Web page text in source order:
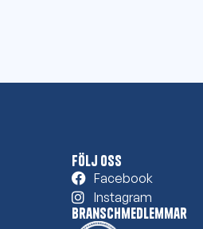
Följ oss
Facebook
Instagram
Branschmedlemmar